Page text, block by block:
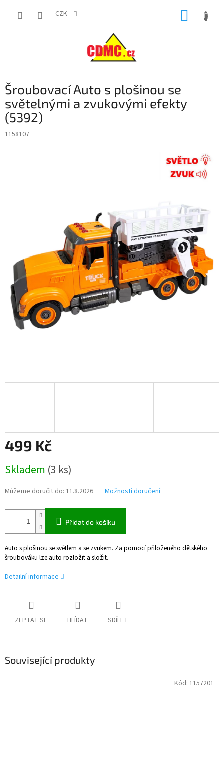
CZK
Šroubovací Auto s plošinou se
světelnými a zvukovými efekty
(5392)
1158107
499 Kč
cena:
Skladem (3 ks)
Můžeme doručit do: 11.8.2026 Možnosti doručení
Přidat do košíku
Auto s plošinou se světlem a se zvukem. Za pomocí přiloženého dětského
šroubováku lze auto rozložit a složit.
Detailní informace
ZEPTAT SE HLÍDAT SDÍLET
Související produkty
Kód: 1157201